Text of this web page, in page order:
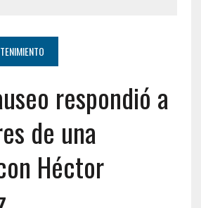
respondió a
de una
Héctor